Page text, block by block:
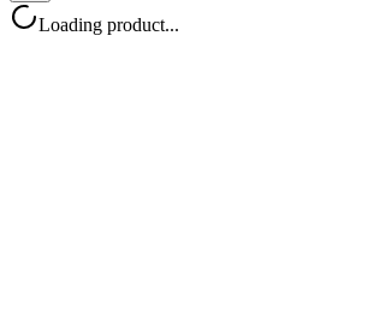
Loading product...